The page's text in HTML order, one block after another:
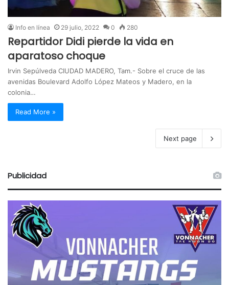
Info en línea 29 julio, 2022 0 280
Repartidor Didi pierde la vida en
aparatoso choque
Irvin Sepúlveda CIUDAD MADERO, Tam.- Sobre el cruce de las
avenidas Boulevard Adolfo López Mateos y Madero, en la
colonia…
Read More »
Next page
Publicidad